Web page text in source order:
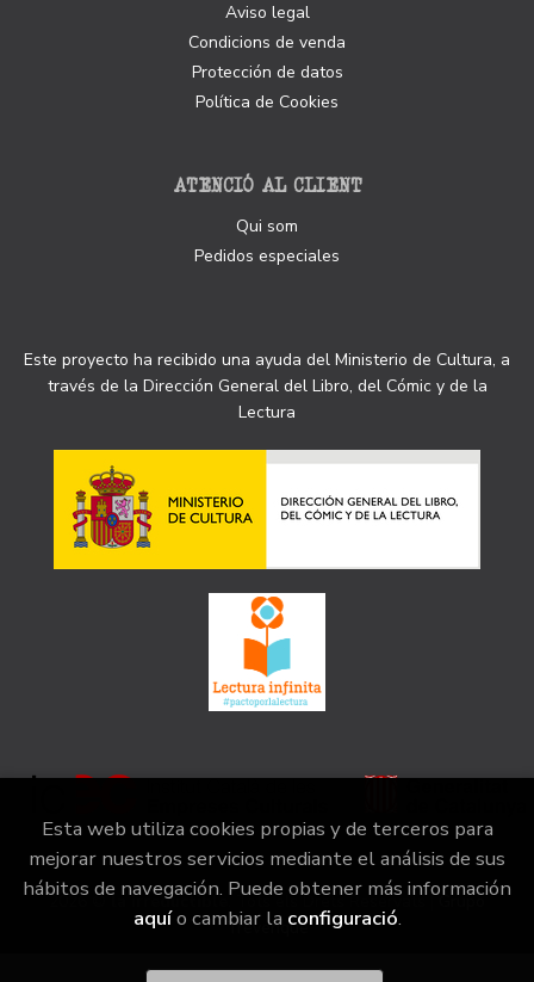
Aviso legal
Condicions de venda
Protección de datos
Política de Cookies
ATENCIÓ AL CLIENT
Qui som
Pedidos especiales
Este proyecto ha recibido una ayuda del Ministerio de Cultura, a
través de la Dirección General del Libro, del Cómic y de la
Lectura
2026 ©la irreductible . Tots els Drets Reservats |Grupo
Trevenque
Esta web utiliza cookies propias y de terceros para
mejorar nuestros servicios mediante el análisis de sus
hábitos de navegación. Puede obtener más información
aquío cambiar la configuració.